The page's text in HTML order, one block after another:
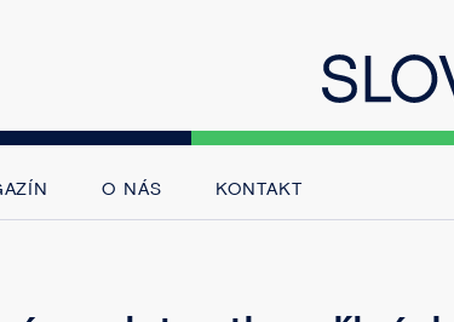
O NÁS KONTAKT